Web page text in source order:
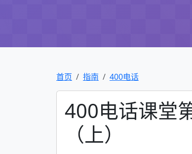
首页 指南 400电话
400电话课堂
（上）